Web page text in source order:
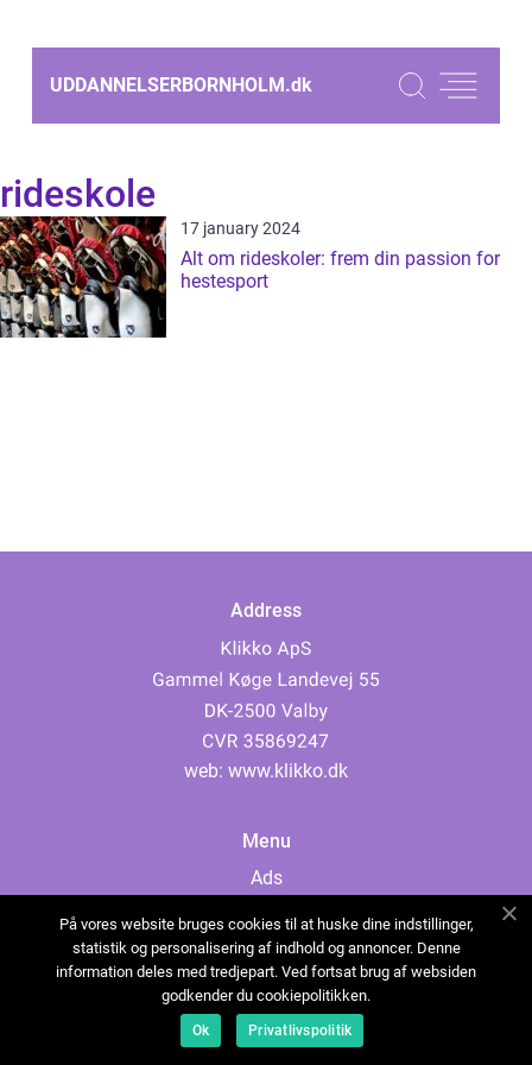
UDDANNELSERBORNHOLM.dk
rideskole
17 january 2024
Alt om rideskoler: frem din passion for
hestesport
Address
web: www.klikko.dk
Menu
Ads
Cookies
Contact
Sitemap
På vores website bruges cookies til at huske dine indstillinger,
statistik og personalisering af indhold og annoncer. Denne
information deles med tredjepart. Ved fortsat brug af websiden
godkender du cookiepolitikken.
Ok Privatlivspolitik